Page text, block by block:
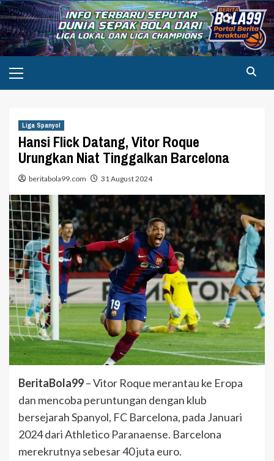
Skip
to
content
Menu
Liga Spanyol
Hansi Flick Datang, Vitor Roque
Urungkan Niat Tinggalkan Barcelona
beritabola99.com 31 August 2024
BeritaBola99– Vitor Roque merantau ke Eropa
dan mencoba peruntungan dengan klub
bersejarah Spanyol, FC Barcelona, pada Januari
2024 dari Athletico Paranaense. Barcelona
merekrutnya sebesar 40 juta euro.